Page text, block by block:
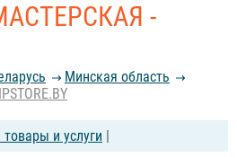
-
Минская область
и услуги |